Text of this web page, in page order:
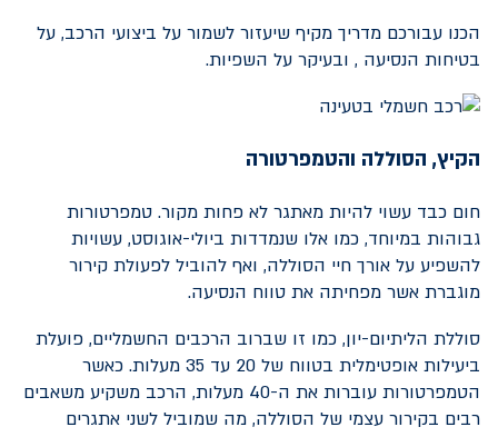
הכנו עבורכם מדריך מקיף שיעזור לשמור על ביצועי הרכב, על
בטיחות הנסיעה , ובעיקר על השפיות.
הקיץ, הסוללה והטמפרטורה
חום כבד עשוי להיות מאתגר לא פחות מקור. טמפרטורות
גבוהות במיוחד, כמו אלו שנמדדות ביולי-אוגוסט, עשויות
להשפיע על אורך חיי הסוללה, ואף להוביל לפעולת קירור
מוגברת אשר מפחיתה את טווח הנסיעה.
סוללת הליתיום-יון, כמו זו שברוב הרכבים החשמליים, פועלת
ביעילות אופטימלית בטווח של 20 עד 35 מעלות. כאשר
הטמפרטורות עוברות את ה-40 מעלות, הרכב משקיע משאבים
רבים בקירור עצמי של הסוללה, מה שמוביל לשני אתגרים